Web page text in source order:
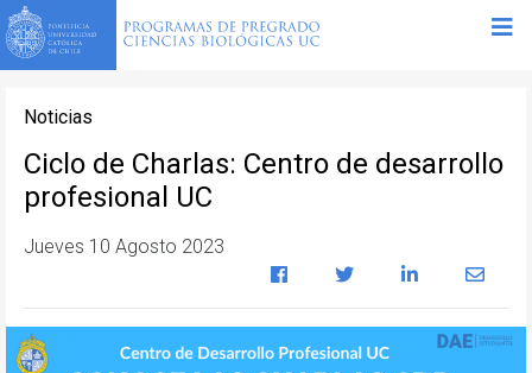
Noticias
Ciclo de Charlas: Centro de desarrollo
profesional UC
Jueves 10 Agosto 2023